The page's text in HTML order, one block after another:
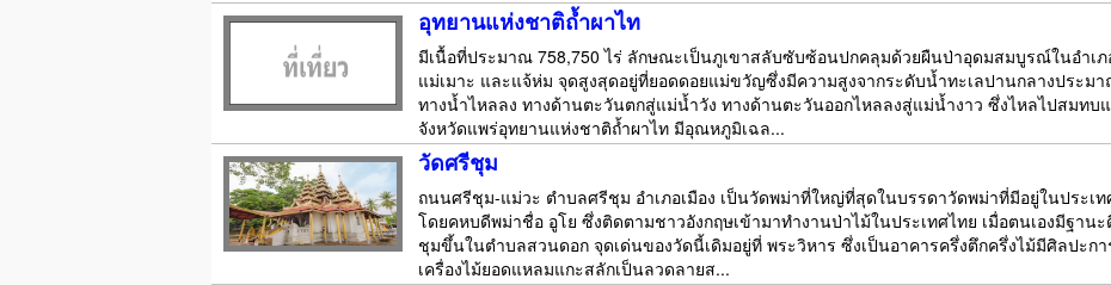
อุทยานแห่งชาติถ้ำผาไท
มีเนื้อที่ประมาณ 758,750 ไร่ ลักษณะเป็นภูเขาสลับซับซ้อนปกคลุมด้วยผืนป่าอุดมสมบูรณ์ในอำเภอ
แม่เมาะ และแจ้ห่ม จุดสูงสุดอยู่ที่ยอดดอยแม่ขวัญซึ่งมีความสูงจากระดับน้ำทะเลปานกลางประม
ทางน้ำไหลลง ทางด้านตะวันตกสู่แม่น้ำวัง ทางด้านตะวันออกไหลลงสู่แม่น้ำงาว ซึ่งไหลไปสมทบ
จังหวัดแพร่อุทยานแห่งชาติถ้ำผาไท มีอุณหภูมิเฉล...
วัดศรีชุม
ถนนศรีชุม-แม่วะ ตำบลศรีชุม อำเภอเมือง เป็นวัดพม่าที่ใหญ่ที่สุดในบรรดาวัดพม่าที่มีอยู่ในประเ
โดยคหบดีพม่าชื่อ อูโย ซึ่งติดตามชาวอังกฤษเข้ามาทำงานป่าไม้ในประเทศไทย เมื่อตนเองมีฐาน
ชุมขึ้นในตำบลสวนดอก จุดเด่นของวัดนี้เดิมอยู่ที่ พระวิหาร ซึ่งเป็นอาคารครึ่งตึกครึ่งไม้มีศิลปะ
เครื่องไม้ยอดแหลมแกะสลักเป็นลวดลายส...